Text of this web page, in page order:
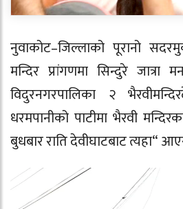
नुवाकोट–जिल्लाको पूरानो
मन्दिर प्रांगणमा सिन्दुरे जात्रा
विदुरनगरपालिका २
धरमपानीको पाटीमा भैरवी
बुधबार राति देवीघाटबाट त्यहा“